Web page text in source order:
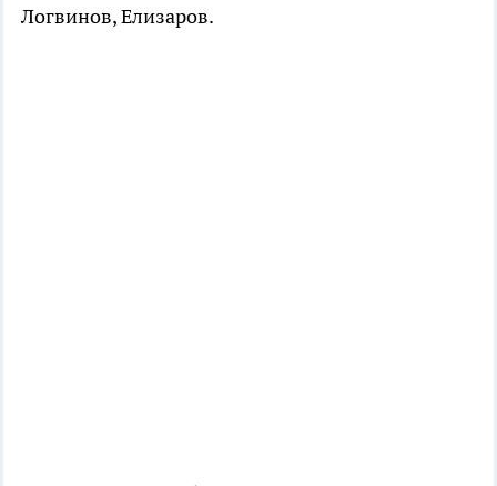
Логвинов, Елизаров.